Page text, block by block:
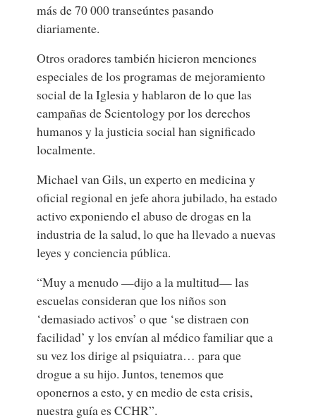
más de 70 000 transeúntes pasando
diariamente.
Otros oradores también hicieron menciones
especiales de los programas de mejoramiento
social de la Iglesia y hablaron de lo que las
campañas de Scientology por los derechos
humanos y la justicia social han significado
localmente.
Michael van Gils, un experto en medicina y
oficial regional en jefe ahora jubilado, ha estado
activo exponiendo el abuso de drogas en la
industria de la salud, lo que ha llevado a nuevas
leyes y conciencia pública.
“Muy a menudo —dijo a la multitud— las
escuelas consideran que los niños son
‘demasiado activos’ o que ‘se distraen con
facilidad’ y los envían al médico familiar que a
su vez los dirige al psiquiatra… para que
drogue a su hijo. Juntos, tenemos que
oponernos a esto, y en medio de esta crisis,
nuestra guía es CCHR”.